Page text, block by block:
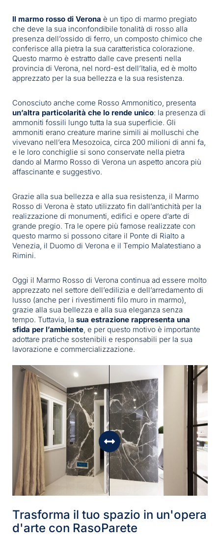
Il marmo rosso di Verona è un tipo di marmo pregiato
che deve la sua inconfondibile tonalità di rosso alla
presenza dell’ossido di ferro, un composto chimico che
conferisce alla pietra la sua caratteristica colorazione.
Questo marmo è estratto dalle cave presenti nella
provincia di Verona, nel nord-est dell’Italia, ed è molto
apprezzato per la sua bellezza e la sua resistenza.
Conosciuto anche come Rosso Ammonitico, presenta
un’altra particolarità che lo rende unico: la presenza di
ammoniti fossili lungo tutta la sua superficie. Gli
ammoniti erano creature marine simili ai molluschi che
vivevano nell’era Mesozoica, circa 200 milioni di anni fa,
e le loro conchiglie si sono conservate nella pietra
dando al Marmo Rosso di Verona un aspetto ancora più
affascinante e suggestivo.
Grazie alla sua bellezza e alla sua resistenza, il Marmo
Rosso di Verona è stato utilizzato fin dall’antichità per la
realizzazione di monumenti, edifici e opere d’arte di
grande pregio. Tra le opere più famose realizzate con
questo marmo si possono citare il Ponte di Rialto a
Venezia, il Duomo di Verona e il Tempio Malatestiano a
Rimini.
Oggi il Marmo Rosso di Verona continua ad essere molto
apprezzato nel settore dell’edilizia e dell’arredamento di
lusso (anche per i rivestimenti filo muro in marmo),
grazie alla sua bellezza e alla sua eleganza senza
tempo. Tuttavia, la sua estrazione rappresenta una
sfida per l’ambiente, e per questo motivo è importante
adottare pratiche sostenibili e responsabili per la sua
lavorazione e commercializzazione.
Trasforma il tuo spazio in un'opera
d'arte con RasoParete